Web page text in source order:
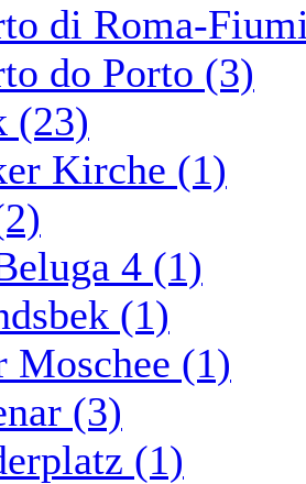
di Roma-
do Porto (3)
(23)
Kirche (1)
4 (1)
(1)
(1)
(3)
(1)